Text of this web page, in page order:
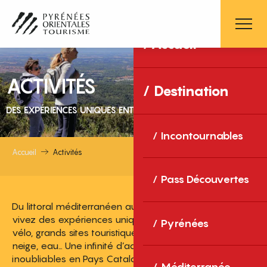
contenu
principal
Accueil
Destination
Incontournables
Pass Découvertes
Pyrénées
ACTIVITÉS
DES EXPÉRIENCES UNIQUES ENTRE MER ET MONTAGNE
Accueil Activités
Du littoral méditerranéen aux sommets pyrénéens,
vivez des expériences uniques : balades, randonnées,
vélo, grands sites touristiques, gastronomie, bien-être,
neige, eau… Une infinité d’activités pour des souvenirs
inoubliables en Pays Catalan !